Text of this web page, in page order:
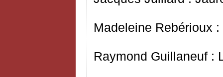
Madeleine Rebérioux
Raymond Guillaneuf :